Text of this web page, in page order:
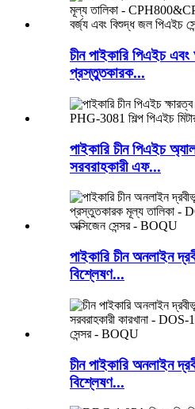
চীন পাইকারি পিএইচ এবং
প্রস্তুতকারক...
পাইকারি চীন পিএইচ
সরবরাহকারী এফ...
পাইকারি চীন অনলাইন
বিশ্লেষণ...
চীন পাইকারি অনলাইন
বিশ্লেষণ...